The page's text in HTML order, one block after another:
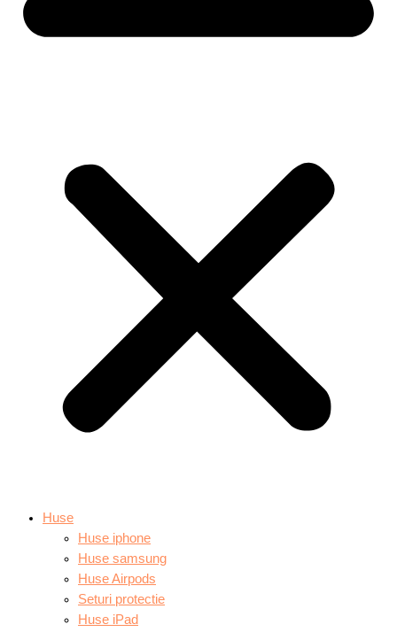
Huse
Huse iphone
Huse samsung
Huse Airpods
Seturi protectie
Huse iPad